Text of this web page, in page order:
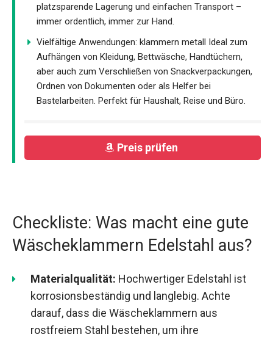
platzsparende Lagerung und einfachen Transport –
immer ordentlich, immer zur Hand.
Vielfältige Anwendungen: klammern metall Ideal zum
Aufhängen von Kleidung, Bettwäsche, Handtüchern,
aber auch zum Verschließen von Snackverpackungen,
Ordnen von Dokumenten oder als Helfer bei
Bastelarbeiten. Perfekt für Haushalt, Reise und Büro.
Preis prüfen
Checkliste: Was macht eine gute
Wäscheklammern Edelstahl aus?
Materialqualität: Hochwertiger Edelstahl ist
korrosionsbeständig und langlebig. Achte
darauf, dass die Wäscheklammern aus
rostfreiem Stahl bestehen, um ihre